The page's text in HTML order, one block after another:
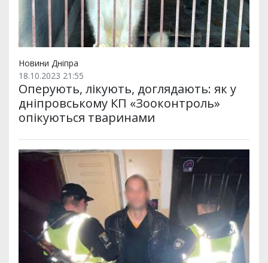
Новини Дніпра
18.10.2023 21:55
Оперують, лікують, доглядають: як у
дніпровському КП «Зооконтроль»
опікуються тваринами